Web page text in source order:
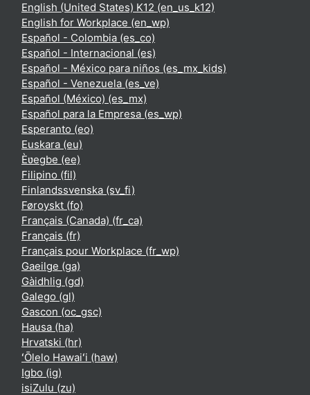
English (United States) K12 ‎(en_us_k12)‎
English for Workplace ‎(en_wp)‎
Español - Colombia ‎(es_co)‎
Español - Internacional ‎(es)‎
Español - México para niños ‎(es_mx_kids)‎
Español - Venezuela ‎(es_ve)‎
Español (México) ‎(es_mx)‎
Español para la Empresa ‎(es_wp)‎
Esperanto ‎(eo)‎
Euskara ‎(eu)‎
Èʋegbe ‎(ee)‎
Filipino ‎(fil)‎
Finlandssvenska ‎(sv_fi)‎
Føroyskt ‎(fo)‎
Français (Canada) ‎(fr_ca)‎
Français ‎(fr)‎
Français pour Workplace ‎(fr_wp)‎
Gaeilge ‎(ga)‎
Gàidhlig ‎(gd)‎
Galego ‎(gl)‎
Gascon ‎(oc_gsc)‎
Hausa ‎(ha)‎
Hrvatski ‎(hr)‎
ʻŌlelo Hawaiʻi ‎(haw)‎
Igbo ‎(ig)‎
isiZulu ‎(zu)‎